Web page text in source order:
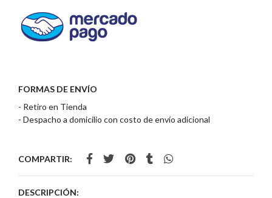
FORMAS DE ENVÍO
- Retiro en Tienda
- Despacho a domicilio con costo de envío adicional
COMPARTIR:
DESCRIPCIÓN: